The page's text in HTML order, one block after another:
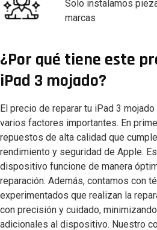
Solo instalamos
marcas
¿Por qué tiene este
iPad 3 mojado?
El precio de reparar tu iPad 3 mojado
varios factores importantes. En
repuestos de alta calidad que
rendimiento y seguridad de Apple.
dispositivo funcione de manera
reparación. Además, contamos con
experimentados que realizan la
con precisión y cuidado,
adicionales al dispositivo. Nuestro